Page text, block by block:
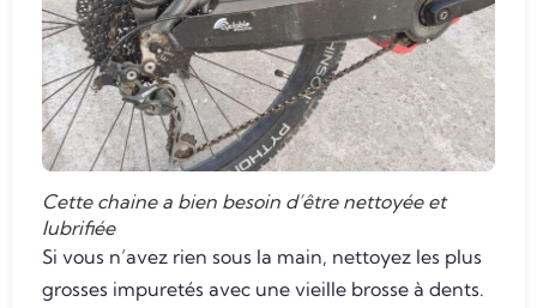
Cette chaine a bien besoin d’être nettoyée et
lubrifiée
Si vous n’avez rien sous la main, nettoyez les plus
grosses impuretés avec une vieille brosse à dents.